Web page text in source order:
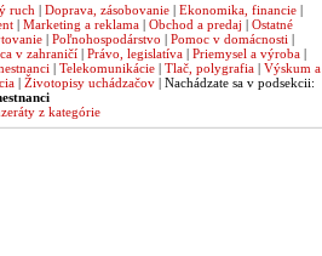
ruch | Doprava, zásobovanie | Ekonomika, financie |
| Marketing a reklama| Obchod a predaj | Ostatné
| Poľnohospodárstvo | Pomoc v domácnosti |
v zahraničí | Právo, legislatíva | Priemysel a výroba |
| Telekomunikácie | Tlač, polygrafia | Výskum a
| Životopisy uchádzačov| Nachádzate sa v podsekcii:
z kategórie